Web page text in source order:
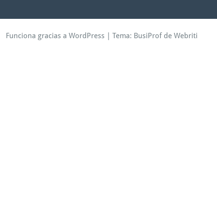
Funciona gracias a WordPress | Tema: BusiProf de Webriti